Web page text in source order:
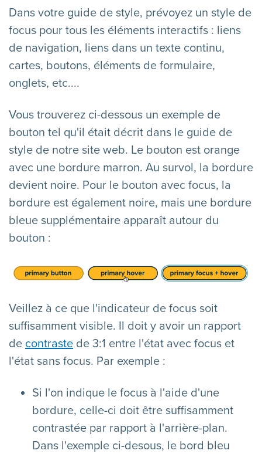
Dans votre guide de style, prévoyez un style de
focus pour tous les éléments interactifs : liens
de navigation, liens dans un texte continu,
cartes, boutons, éléments de formulaire,
onglets, etc....
Vous trouverez ci-dessous un exemple de
bouton tel qu'il était décrit dans le guide de
style de notre site web. Le bouton est orange
avec une bordure marron. Au survol, la bordure
devient noire. Pour le bouton avec focus, la
bordure est également noire, mais une bordure
bleue supplémentaire apparaît autour du
bouton :
Veillez à ce que l'indicateur de focus soit
suffisamment visible. Il doit y avoir un rapport
de contraste de 3:1 entre l'état avec focus et
l'état sans focus. Par exemple :
Si l'on indique le focus à l'aide d'une
bordure, celle-ci doit être suffisamment
contrastée par rapport à l'arrière-plan.
Dans l'exemple ci-desous, le bord bleu